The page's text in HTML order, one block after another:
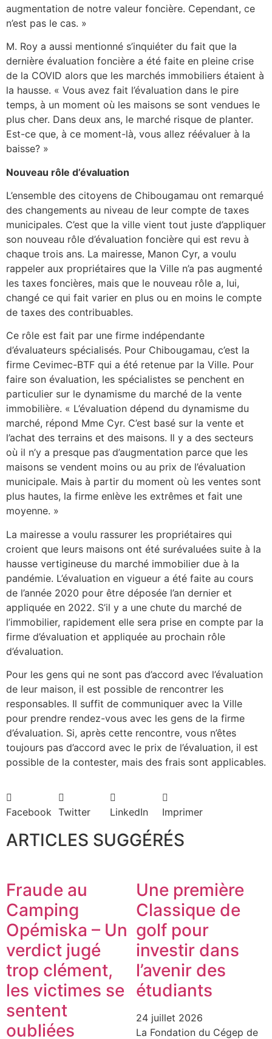
augmentation de notre valeur foncière. Cependant, ce
n’est pas le cas. »
M. Roy a aussi mentionné s’inquiéter du fait que la
dernière évaluation foncière a été faite en pleine crise
de la COVID alors que les marchés immobiliers étaient à
la hausse. « Vous avez fait l’évaluation dans le pire
temps, à un moment où les maisons se sont vendues le
plus cher. Dans deux ans, le marché risque de planter.
Est-ce que, à ce moment-là, vous allez réévaluer à la
baisse? »
Nouveau rôle d’évaluation
L’ensemble des citoyens de Chibougamau ont remarqué
des changements au niveau de leur compte de taxes
municipales. C’est que la ville vient tout juste d’appliquer
son nouveau rôle d’évaluation foncière qui est revu à
chaque trois ans. La mairesse, Manon Cyr, a voulu
rappeler aux propriétaires que la Ville n’a pas augmenté
les taxes foncières, mais que le nouveau rôle a, lui,
changé ce qui fait varier en plus ou en moins le compte
de taxes des contribuables.
Ce rôle est fait par une firme indépendante
d’évaluateurs spécialisés. Pour Chibougamau, c’est la
firme Cevimec-BTF qui a été retenue par la Ville. Pour
faire son évaluation, les spécialistes se penchent en
particulier sur le dynamisme du marché de la vente
immobilière. « L’évaluation dépend du dynamisme du
marché, répond Mme Cyr. C’est basé sur la vente et
l’achat des terrains et des maisons. Il y a des secteurs
où il n’y a presque pas d’augmentation parce que les
maisons se vendent moins ou au prix de l’évaluation
municipale. Mais à partir du moment où les ventes sont
plus hautes, la firme enlève les extrêmes et fait une
moyenne. »
La mairesse a voulu rassurer les propriétaires qui
croient que leurs maisons ont été surévaluées suite à la
hausse vertigineuse du marché immobilier due à la
pandémie. L’évaluation en vigueur a été faite au cours
de l’année 2020 pour être déposée l’an dernier et
appliquée en 2022. S’il y a une chute du marché de
l’immobilier, rapidement elle sera prise en compte par la
firme d’évaluation et appliquée au prochain rôle
d’évaluation.
Pour les gens qui ne sont pas d’accord avec l’évaluation
de leur maison, il est possible de rencontrer les
responsables. Il suffit de communiquer avec la Ville
pour prendre rendez-vous avec les gens de la firme
d’évaluation. Si, après cette rencontre, vous n’êtes
toujours pas d’accord avec le prix de l’évaluation, il est
possible de la contester, mais des frais sont applicables.
Facebook Twitter LinkedIn Imprimer
ARTICLES SUGGÉRÉS
Fraude au
Camping
Opémiska – Un
verdict jugé
trop clément,
les victimes se
sentent
oubliées
Une première
Classique de
golf pour
investir dans
l’avenir des
étudiants
24 juillet 2026
La Fondation du Cégep de